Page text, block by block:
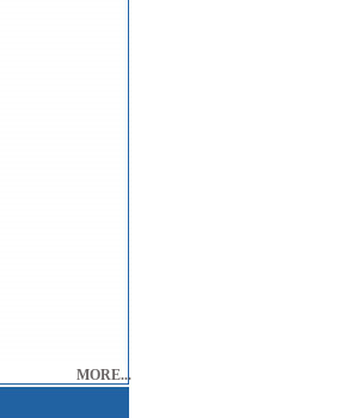
MORE...